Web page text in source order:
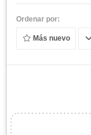
Ordenar por:
Más nuevo